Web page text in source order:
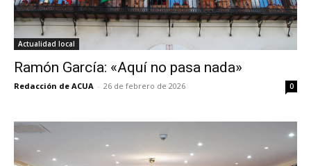
Actualidad local
Ramón García: «Aquí no pasa nada»
Redacción de ACUA - 26 de febrero de 2026 0